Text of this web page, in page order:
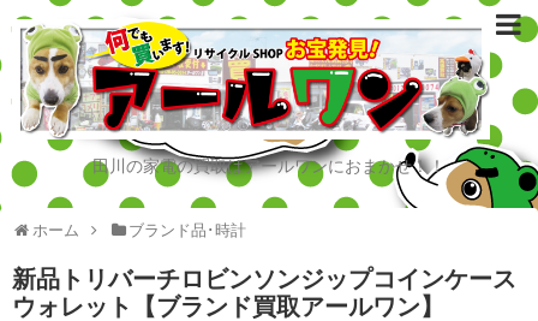
田川の家電の買取はアールワンにおまかせ！！
ホーム ブランド品･時計
新品トリバーチロビンソンジップコインケース
ウォレット【ブランド買取アールワン】